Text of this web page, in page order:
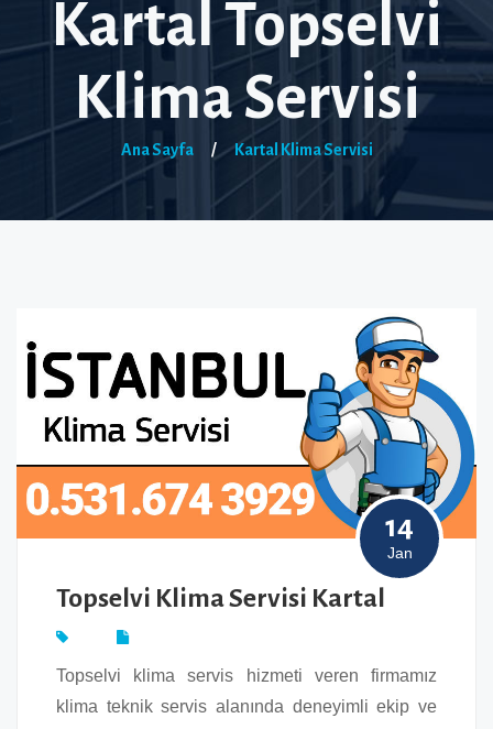
Kartal Topselvi
Klima Servisi
Ana Sayfa / Kartal Klima Servisi
14
Jan
Topselvi Klima Servisi Kartal
Topselvi klima servis hizmeti veren firmamız
klima teknik servis alanında deneyimli ekip ve